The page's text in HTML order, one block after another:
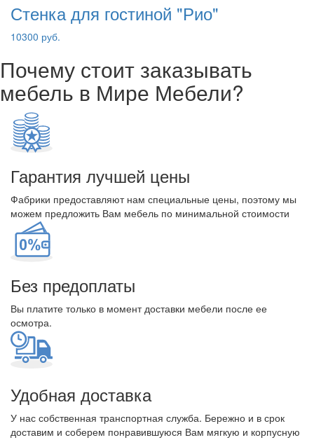
Стенка для гостиной "Рио"
10300 руб.
Почему стоит заказывать
мебель в Мире Мебели?
Гарантия лучшей цены
Фабрики предоставляют нам специальные цены, поэтому мы
можем предложить Вам мебель по минимальной стоимости
Без предоплаты
Вы платите только в момент доставки мебели после ее
осмотра.
Удобная доставка
У нас собственная транспортная служба. Бережно и в срок
доставим и соберем понравившуюся Вам мягкую и корпусную